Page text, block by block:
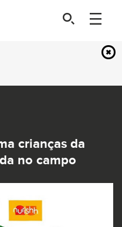
crianças da
no campo